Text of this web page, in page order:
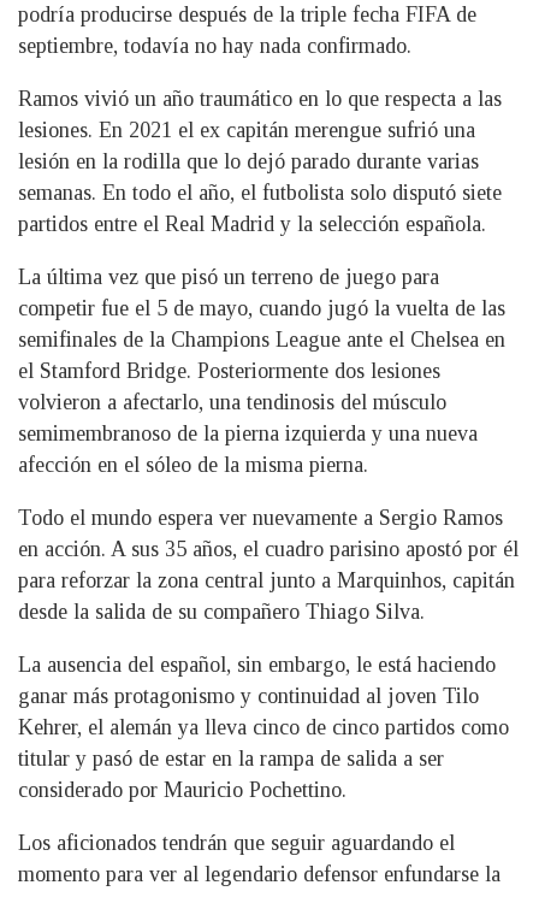
podría producirse después de la triple fecha FIFA de
septiembre, todavía no hay nada confirmado.
Ramos vivió un año traumático en lo que respecta a las
lesiones. En 2021 el ex capitán merengue sufrió una
lesión en la rodilla que lo dejó parado durante varias
semanas. En todo el año, el futbolista solo disputó siete
partidos entre el Real Madrid y la selección española.
La última vez que pisó un terreno de juego para
competir fue el 5 de mayo, cuando jugó la vuelta de las
semifinales de la Champions League ante el Chelsea en
el Stamford Bridge. Posteriormente dos lesiones
volvieron a afectarlo, una tendinosis del músculo
semimembranoso de la pierna izquierda y una nueva
afección en el sóleo de la misma pierna.
Todo el mundo espera ver nuevamente a Sergio Ramos
en acción. A sus 35 años, el cuadro parisino apostó por él
para reforzar la zona central junto a Marquinhos, capitán
desde la salida de su compañero Thiago Silva.
La ausencia del español, sin embargo, le está haciendo
ganar más protagonismo y continuidad al joven Tilo
Kehrer, el alemán ya lleva cinco de cinco partidos como
titular y pasó de estar en la rampa de salida a ser
considerado por Mauricio Pochettino.
Los aficionados tendrán que seguir aguardando el
momento para ver al legendario defensor enfundarse la